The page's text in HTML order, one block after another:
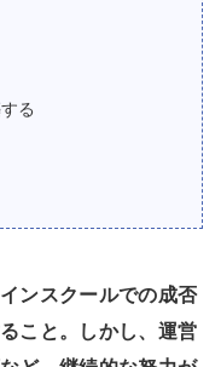
る
ンスクールでの成否
こと。しかし、運営